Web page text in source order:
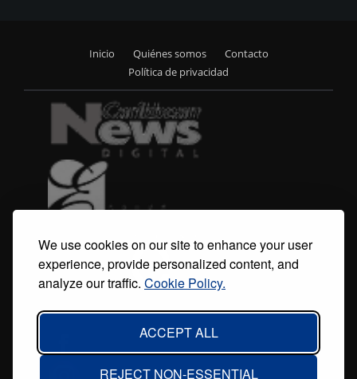
We use cookies on our site to enhance your user
experience, provide personalized content, and
analyze our traffic. Cookie Policy.
ACCEPT ALL
REJECT NON-ESSENTIAL
menu
Inicio Quiénes somos
Contacto
Política de privacidad